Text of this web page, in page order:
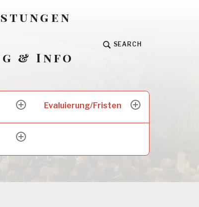
& Info
SEARCH
expand
menu
Evaluierung/Fristen
expand
menu
expand
menu